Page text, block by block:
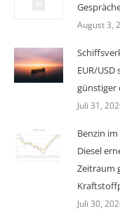
August 3,
EUR/
günstiger
Juli 31,
Benzin
Diesel
Zeitraum
Juli 30,